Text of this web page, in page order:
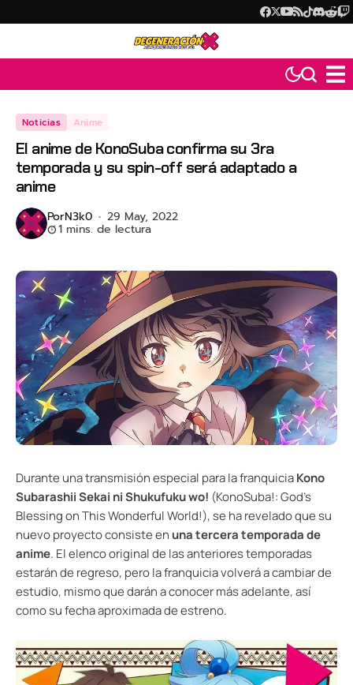
Noticias Anime
El anime de KonoSuba confirma su 3ra
temporada y su spin-off será adaptado a
anime
PorN3k0 29 May, 2022
1 mins. de lectura
Durante una transmisión especial para la franquiciaKono
Subarashii Sekai ni Shukufuku wo! (KonoSuba!: God’s
Blessing on This Wonderful World!), se ha revelado que su
nuevo proyecto consiste en una tercera temporada de
anime. El elenco original de las anteriores temporadas
estarán de regreso, pero la franquicia volverá a cambiar de
estudio, mismo que darán a conocer más adelante, así
como su fecha aproximada de estreno.